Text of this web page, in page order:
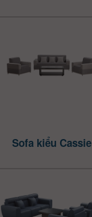
Sofa kiểu Cassie